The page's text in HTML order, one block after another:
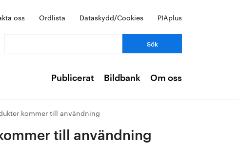
oss Ordlista Dataskydd/Cookies PIAplus
Publicerat Bildbank Om oss
kommer till användning
till användning